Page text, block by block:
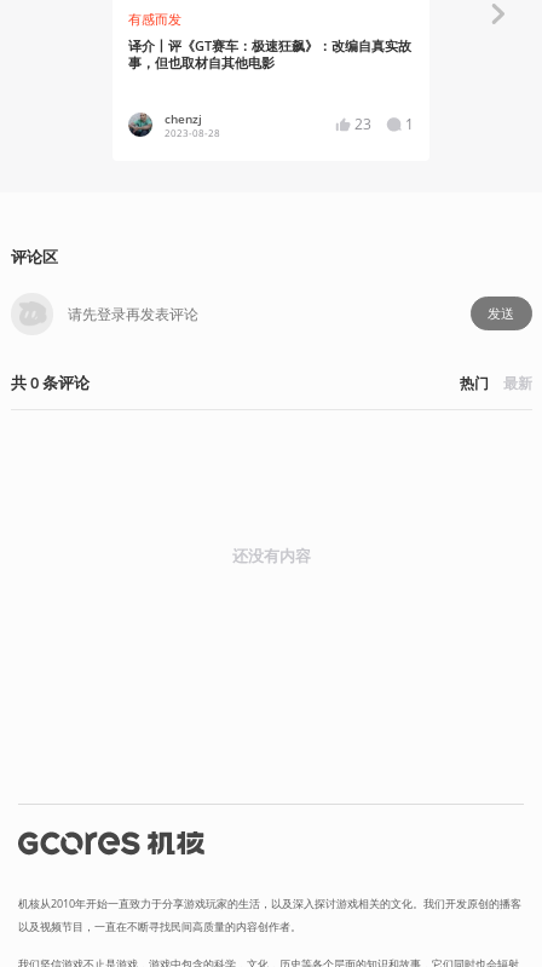
有感而发
译介丨评《GT赛车：极速狂飙》：改编自真实故
事，但也取材自其他电影
chenzj
2023-08-28 23 1
知识挖掘机
评论区
发送
共0条评论 热门 最新
还没有内容
机核从2010年开始一直致力于分享游戏玩家的生活，以及深入探讨游戏相关的文化。我们开发原创的播客
以及视频节目，一直在不断寻找民间高质量的内容创作者。
我们坚信游戏不止是游戏，游戏中包含的科学，文化，历史等各个层面的知识和故事，它们同时也会辐射